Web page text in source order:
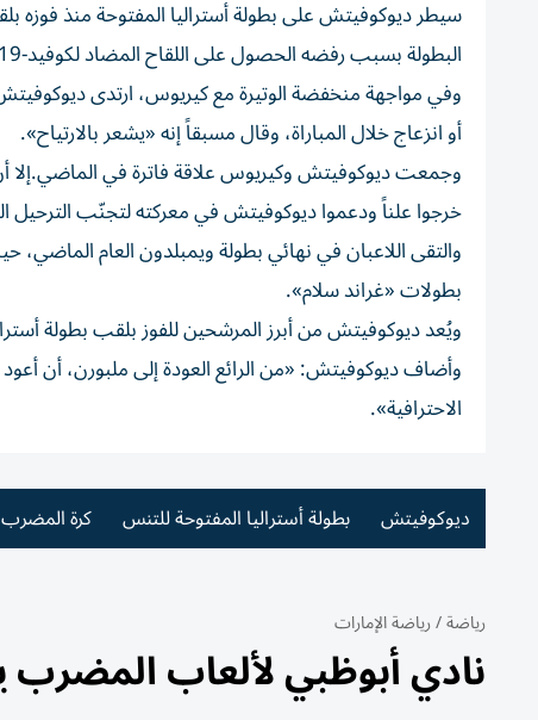
البطولة بسبب رفضه الحصول على اللقاح المضاد لكوفيد-19.
وفي مواجهة منخفضة الوتيرة مع كيريوس، ارتدى
أو انزعاج خلال المباراة، وقال مسبقاً إنه «يشعر بالارتياح».
وجمعت ديوكوفيتش وكيريوس علاقة فاترة في الماضي.إلا
خرجوا علناً ودعموا ديوكوفيتش في معركته لتجنّب الترحيل
والتقى اللاعبان في نهائي بطولة ويمبلدون العام
بطولات «غراند سلام».
ويُعد ديوكوفيتش من أبرز المرشحين للفوز بلقب بطولة
وأضاف ديوكوفيتش: «من الرائع العودة إلى ملبورن، أن
الاحترافية».
ديوكوفيتش بطولة أستراليا المفتوحة للتنس كرة المضرب
رياضة/رياضة الإمارات
نادي أبوظبي لألعاب